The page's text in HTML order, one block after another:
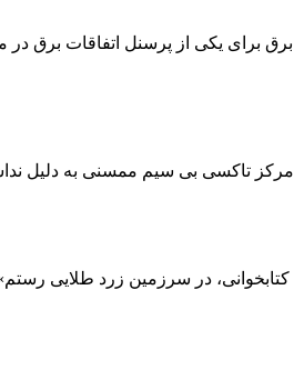
برای یکی از پرسنل اتفاقات برق